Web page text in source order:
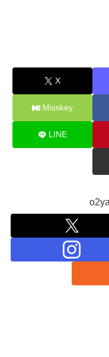
X
Misskey
LINE